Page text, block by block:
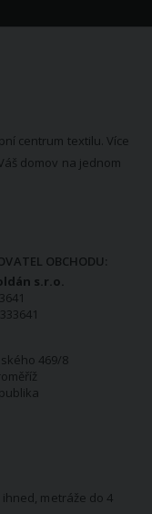
centrum textilu. Více
domov na jednom
OBCHODU:
s.r.o.
469/8
metráže do 4